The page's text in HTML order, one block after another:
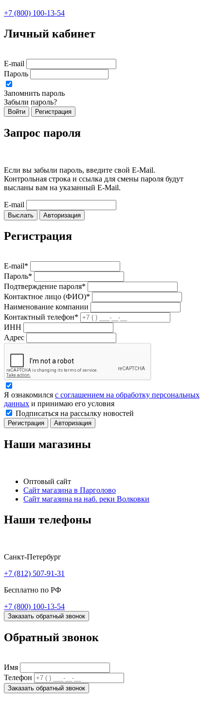
+7 (800) 100-13-54
Личный кабинет
E-mail
Пароль
Запомнить пароль
Забыли пароль?
Войти Регистрация
Запрос пароля
Если вы забыли пароль, введите свой E-Mail.
Контрольная строка и ссылка для смены пароля будут
высланы вам на указанный E-Mail.
E-mail
Выслать Авторизация
Регистрация
E-mail*
Пароль*
Подтверждение пароля*
Контактное лицо (ФИО)*
Наименование компании
Контактный телефон*
ИНН
Адрес
Я ознакомился с соглашением на обработку персональных
данных и принимаю его условия
Подписаться на рассылку новостей
Регистрация Авторизация
Наши магазины
Оптовый сайт
Сайт магазина в Парголово
Сайт магазина на наб. реки Волковки
Наши телефоны
Санкт-Петербург
+7 (812) 507-91-31
Бесплатно по РФ
+7 (800) 100-13-54
Заказать обратный звонок
Обратный звонок
Имя
Телефон
Заказать обратный звонок